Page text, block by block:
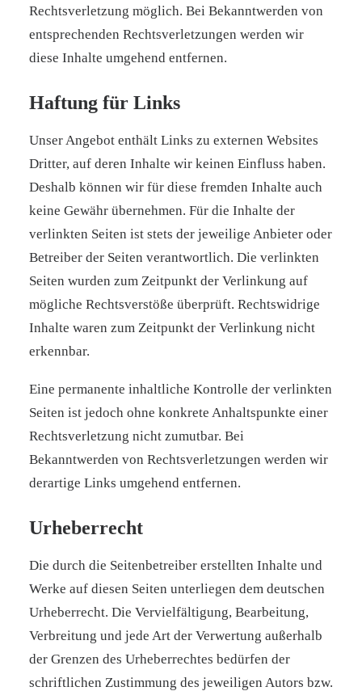
Rechtsverletzung möglich. Bei Bekanntwerden von
entsprechenden Rechtsverletzungen werden wir
diese Inhalte umgehend entfernen.
Haftung für Links
Unser Angebot enthält Links zu externen Websites
Dritter, auf deren Inhalte wir keinen Einfluss haben.
Deshalb können wir für diese fremden Inhalte auch
keine Gewähr übernehmen. Für die Inhalte der
verlinkten Seiten ist stets der jeweilige Anbieter oder
Betreiber der Seiten verantwortlich. Die verlinkten
Seiten wurden zum Zeitpunkt der Verlinkung auf
mögliche Rechtsverstöße überprüft. Rechtswidrige
Inhalte waren zum Zeitpunkt der Verlinkung nicht
erkennbar.
Eine permanente inhaltliche Kontrolle der verlinkten
Seiten ist jedoch ohne konkrete Anhaltspunkte einer
Rechtsverletzung nicht zumutbar. Bei
Bekanntwerden von Rechtsverletzungen werden wir
derartige Links umgehend entfernen.
Urheberrecht
Die durch die Seitenbetreiber erstellten Inhalte und
Werke auf diesen Seiten unterliegen dem deutschen
Urheberrecht. Die Vervielfältigung, Bearbeitung,
Verbreitung und jede Art der Verwertung außerhalb
der Grenzen des Urheberrechtes bedürfen der
schriftlichen Zustimmung des jeweiligen Autors bzw.